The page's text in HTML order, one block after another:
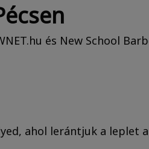
és New School
ahol lerántjuk a